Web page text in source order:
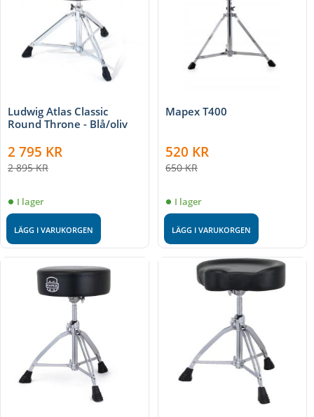
Ludwig Atlas Classic
Round Throne - Blå/oliv
2 795 KR
2 895KR
I lager
LÄGG I VARUKORGEN
Mapex T400
520 KR
650KR
I lager
LÄGG I VARUKORGEN